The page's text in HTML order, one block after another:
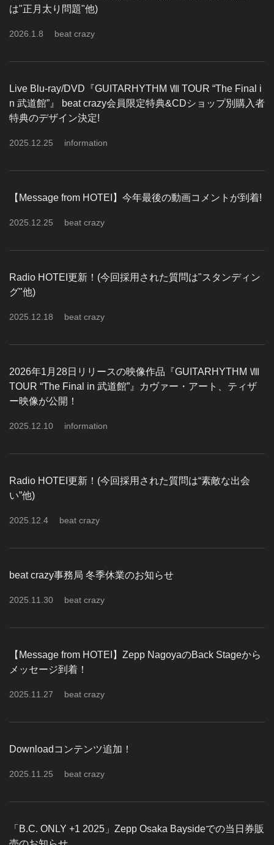
は"正月太り問題"他)
2026 1 8 beat crazy
Live Blu-ray/DVD『GUITARHYTHM Ⅷ TOUR “The Final i
n 武道館”』 beat crazy会員限定特典&CDショップ別購入者
特典のデザイン決定!
2025 12 25 information
【Message from HOTEI】今年最後の動画コメントが到着!
2025 12 25 beat crazy
Radio HOTEI更新！(今回採用された質問は"スタンディン
グ"他)
2025 12 18 beat crazy
2026年1月28日リリースの映像作品『GUITARHYTHM Ⅷ
TOUR “The Final in 武道館”』カヴァー・アート、ティザ
ー映像が公開！
2025 12 10 information
Radio HOTEI更新！(今回採用された質問は“素敵な出会
い”他)
2025 12 4 beat crazy
beat crazy事務局 冬季休業のお知らせ
2025 11 30 beat crazy
【Message from HOTEI】Zepp NagoyaのBack Stageから
メッセージ到着！
2025 11 27 beat crazy
Downloadコンテンツ追加！
2025 11 25 beat crazy
「B.C. ONLY +1 2025」Zepp Osaka Baysideでの当日券販